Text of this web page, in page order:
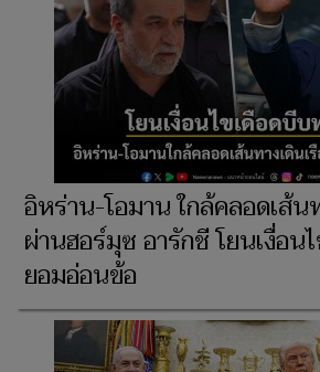
อิหร่าน-โอมาน ใกล้คลอดเส้น
ผ่านฮอร์มุซ อารักชี โยนเงื่อ
ยอมอ่อนข้อ